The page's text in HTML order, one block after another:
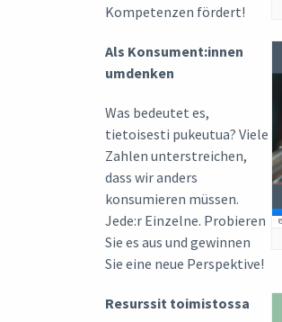
Kompetenzen fördert!
Als Konsument:innen
umdenken
Was bedeutet es,
tietoisesti pukeutua? Viele
Zahlen unterstreichen,
dass wir anders
konsumieren müssen.
Jede:r Einzelne. Probieren
Sie es aus und gewinnen
Sie eine neue Perspektive!
Resurssit toimistossa